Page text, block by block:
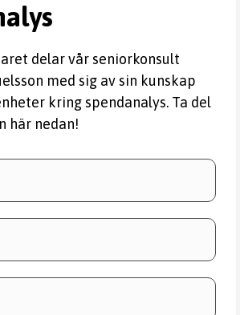
delar vår seniorkonsult
med sig av sin kunskap
kring spendanalys. Ta del
här nedan!